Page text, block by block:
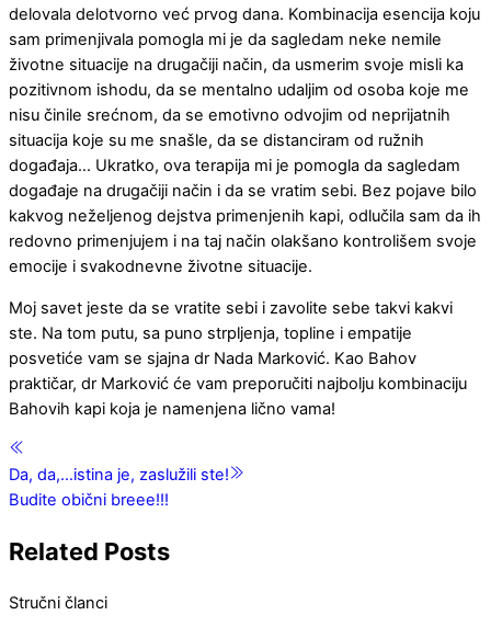
delovala delotvorno već prvog dana. Kombinacija esencija koju
sam primenjivala pomogla mi je da sagledam neke nemile
životne situacije na drugačiji način, da usmerim svoje misli ka
pozitivnom ishodu, da se mentalno udaljim od osoba koje me
nisu činile srećnom, da se emotivno odvojim od neprijatnih
situacija koje su me snašle, da se distanciram od ružnih
događaja… Ukratko, ova terapija mi je pomogla da sagledam
događaje na drugačiji način i da se vratim sebi. Bez pojave bilo
kakvog neželjenog dejstva primenjenih kapi, odlučila sam da ih
redovno primenjujem i na taj način olakšano kontrolišem svoje
emocije i svakodnevne životne situacije.
Moj savet jeste da se vratite sebi i zavolite sebe takvi kakvi
ste. Na tom putu, sa puno strpljenja, topline i empatije
posvetiće vam se sjajna dr Nada Marković. Kao Bahov
praktičar, dr Marković će vam preporučiti najbolju kombinaciju
Bahovih kapi koja je namenjena lično vama!
Da, da,…istina je, zaslužili ste!
Budite obični breee!!!
Related Posts
Stručni članci